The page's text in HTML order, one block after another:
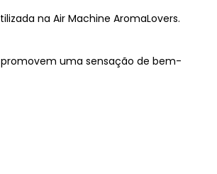
na Air Machine AromaLovers.
uma sensação de bem-